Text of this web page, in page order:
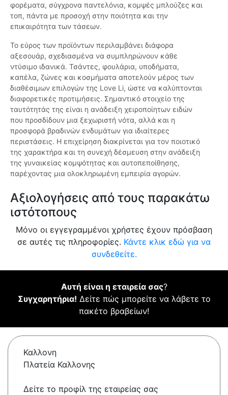
φορέματα, σύγχρονα παντελόνια, κομψές μπλούζες και
τοπ, πάντα με προσοχή στην ποιότητα και την
επικαιρότητα των τάσεων.
Το εύρος των προϊόντων περιλαμβάνει διάφορα
αξεσουάρ, σχεδιασμένα να συμπληρώνουν κάθε
ντύσιμο ιδανικά. Τσάντες, φουλάρια, υποδήματα,
καπέλα, ζώνες και κοσμήματα αποτελούν μέρος των
διαθέσιμων επιλογών της Love Li, ώστε να καλύπτονται
διαφορετικές προτιμήσεις. Σημαντικό στοιχείο της
ταυτότητάς της είναι η ανάδειξη χειροποίητων ειδών
που προσδίδουν μια ξεχωριστή νότα, αλλά και η
προσφορά βραδινών ενδυμάτων για ιδιαίτερες
περιστάσεις. Η επιχείρηση διακρίνεται για τον ποιοτικό
της χαρακτήρα και τη συνεχή δέσμευση στην ανάδειξη
της γυναικείας κομψότητας και αυτοπεποίθησης,
παρέχοντας μια ολοκληρωμένη εμπειρία αγορών.
Αξιολογήσεις από τους παρακάτω
ιστότοπους
Μόνο οι εγγεγραμμένοι χρήστες έχουν πρόσβαση
σε αυτές τις πληροφορίες. Κάντε κλικ εδώ για να
συνδεθείτε.
Αυτή είναι η εταιρεία σας?
Συγχαρητήρια! Δείτε πώς μπορείτε να λάβετε το
πακέτο βραβείων!
Καλλονη
Πλατεία Καλλονης
Δείτε το προφίλ της εταιρείας σας